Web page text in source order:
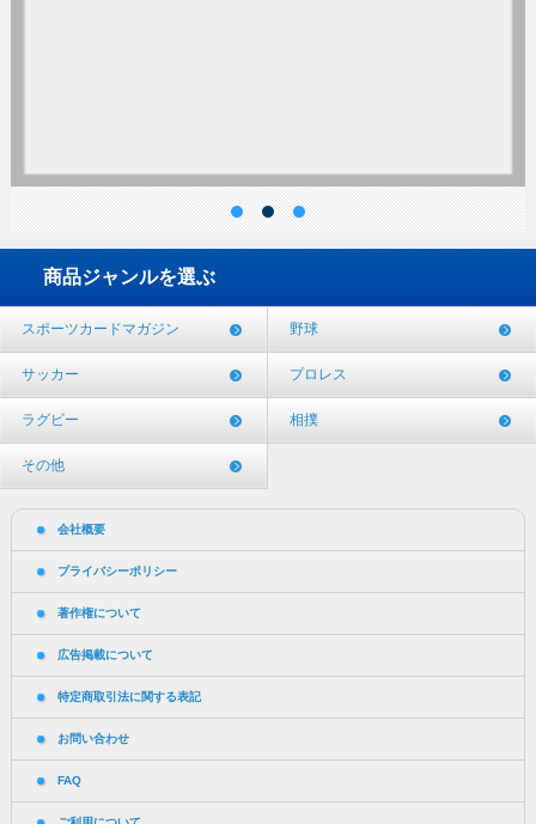
商品ジャンルを選ぶ
スポーツカードマガジン 野球
サッカー プロレス
ラグビー 相撲
その他
会社概要
プライバシーポリシー
著作権について
広告掲載について
特定商取引法に関する表記
お問い合わせ
FAQ